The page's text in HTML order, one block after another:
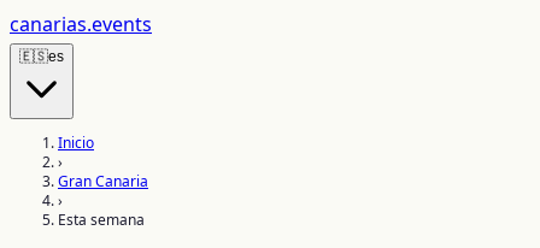
canarias.events
🇪🇸es
Inicio
›
Gran Canaria
›
Esta semana